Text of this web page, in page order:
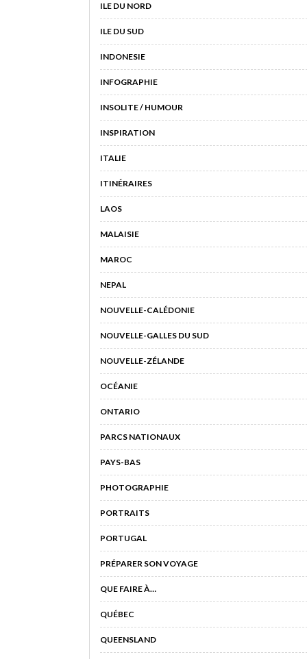
ILE DU NORD
ILE DU SUD
INDONESIE
INFOGRAPHIE
INSOLITE / HUMOUR
INSPIRATION
ITALIE
ITINÉRAIRES
LAOS
MALAISIE
MAROC
NEPAL
NOUVELLE-CALÉDONIE
NOUVELLE-GALLES DU SUD
NOUVELLE-ZÉLANDE
OCÉANIE
ONTARIO
PARCS NATIONAUX
PAYS-BAS
PHOTOGRAPHIE
PORTRAITS
PORTUGAL
PRÉPARER SON VOYAGE
QUE FAIRE À…
QUÉBEC
QUEENSLAND